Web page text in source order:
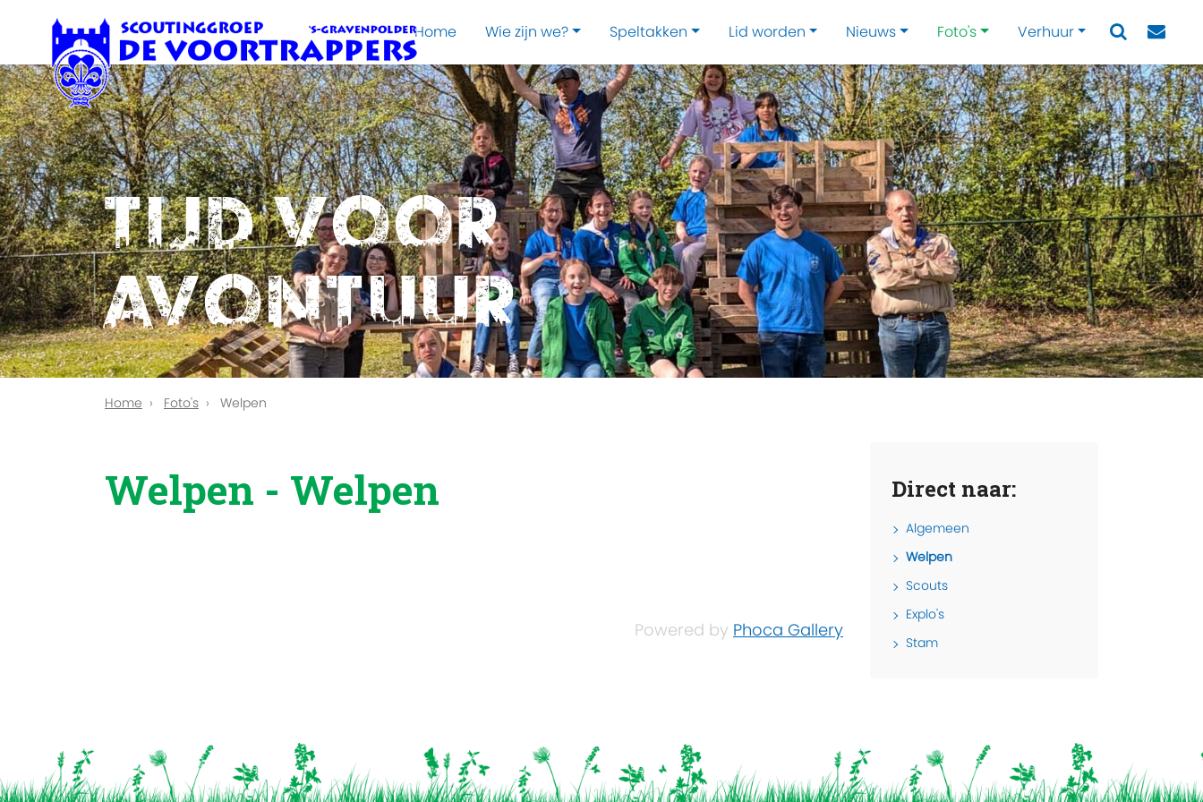
Home Wie zijn we? Speltakken Lid worden Nieuws Foto's Verhuur
Tijd voor
avontuur
Home Foto's Welpen
Welpen - Welpen
Powered by Phoca Gallery
Direct naar:
Algemeen
Welpen
Scouts
Explo's
Stam